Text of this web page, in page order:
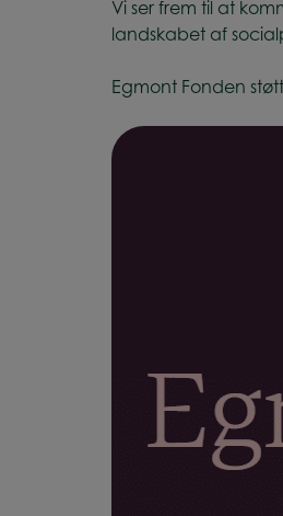
Vi ser frem til at
landskabet af
Egmont Fonden